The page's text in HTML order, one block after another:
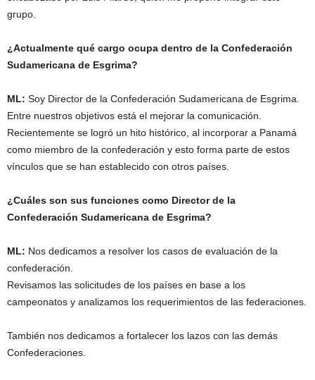
grupo.
¿Actualmente qué cargo ocupa dentro de la Confederación
Sudamericana de Esgrima?
ML: Soy Director de la Confederación Sudamericana de Esgrima.
Entre nuestros objetivos está el mejorar la comunicación.
Recientemente se logró un hito histórico, al incorporar a Panamá
como miembro de la confederación y esto forma parte de estos
vínculos que se han establecido con otros países.
¿Cuáles son sus funciones como Director de la
Confederación Sudamericana de Esgrima?
ML: Nos dedicamos a resolver los casos de evaluación de la
confederación.
Revisamos las solicitudes de los países en base a los
campeonatos y analizamos los requerimientos de las federaciones.
También nos dedicamos a fortalecer los lazos con las demás
Confederaciones.